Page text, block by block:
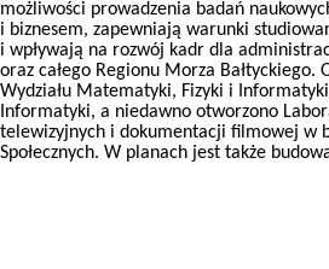
możliwości prowadzenia badań
i biznesem, zapewniają warunki
i wpływają na rozwój kadr dla
oraz całego Regionu Morza Bałtyckiego.
Wydziału Matematyki, Fizyki i
Informatyki, a niedawno otworzono
telewizyjnych i dokumentacji filmowej w
Społecznych. W planach jest także